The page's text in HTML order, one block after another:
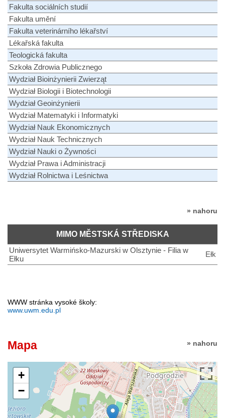
Fakulta sociálních studií
Fakulta umění
Fakulta veterinárního lékařství
Lékařská fakulta
Teologická fakulta
Szkoła Zdrowia Publicznego
Wydział Bioinżynierii Zwierząt
Wydział Biologii i Biotechnologii
Wydział Geoinżynierii
Wydział Matematyki i Informatyki
Wydział Nauk Ekonomicznych
Wydział Nauk Technicznych
Wydział Nauki o Żywności
Wydział Prawa i Administracji
Wydział Rolnictwa i Leśnictwa
» nahoru
MIMO MĚSTSKÁ STŘEDISKA
Uniwersytet Warmińsko-Mazurski w Olsztynie - Filia w
Ełku
Ełk
WWW stránka vysoké školy:
www.uwm.edu.pl
» nahoru
Mapa
+
−